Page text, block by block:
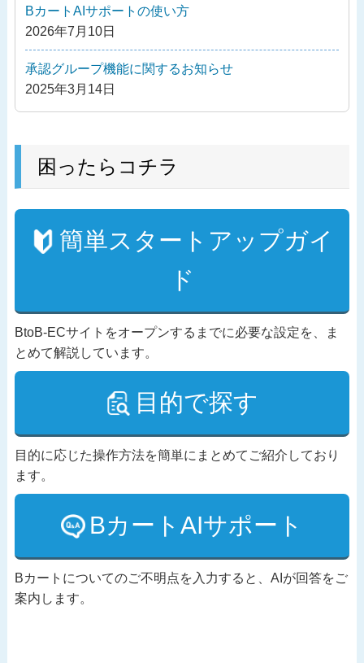
BカートAIサポートの使い方
2026年7月10日
承認グループ機能に関するお知らせ
2025年3月14日
困ったらコチラ
簡単スタートアップガイ
ド
BtoB-ECサイトをオープンするまでに必要な設定を、ま
とめて解説しています。
目的で探す
目的に応じた操作方法を簡単にまとめてご紹介しており
ます。
BカートAIサポート
Bカートについてのご不明点を入力すると、AIが回答をご
案内します。